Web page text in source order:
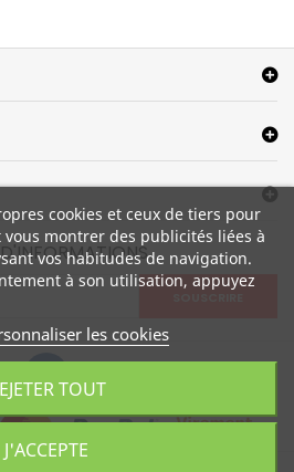
cookies et ceux de tiers pour
montrer des publicités liées à
vos habitudes de navigation.
à son utilisation, appuyez
les cookies
TOUT
J'ACCEPTE